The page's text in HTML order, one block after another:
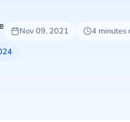
Nov 09, 2021
4 minutes